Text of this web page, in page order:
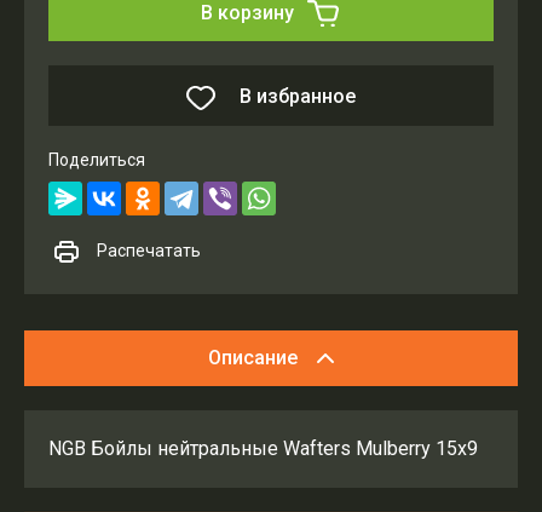
В корзину
В избранное
Поделиться
Распечатать
Описание
NGB Бойлы нейтральные Wafters Mulberry 15x9